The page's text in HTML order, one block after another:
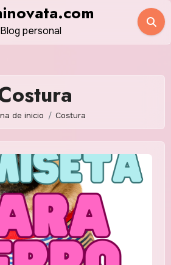
Blog personal
de inicio Costura